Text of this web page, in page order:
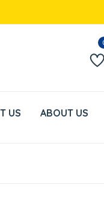
US ABOUT US